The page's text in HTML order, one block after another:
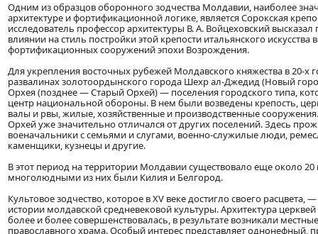
Одним из образцов оборонного зодчества Молдавии, наиболее
архитектуре и фортификационной логике, является Сорокская
исследователь профессор архитектуры В. А. Войцеховский
влиянии на стиль постройки этой крепости итальянского искусства
фортификационных сооружений эпохи Возрождения.
Для укрепления восточных рубежей Молдавского княжества в 20-х
развалинах золотоордынского города Шехр ал-Джедид (Новый
Орхея (позднее — Старый Орхей) — поселения городского типа,
центр национальной обороны. В нем были возведены крепость,
валы и рвы, жилые, хозяйственные и производственные
Орхей уже значительно отличался от других поселений. Здесь
военачальники с семьями и слугами, военно-служилые люди,
каменщики, кузнецы и другие.
В этот период на территории Молдавии существовало еще около
многолюдными из них были Килия и Белгород.
Культовое зодчество, которое в XV веке достигло своего расцвета,
истории молдавской средневековой культуры. Архитектура
более и более совершенствовалась, в результате возникали
православного храма. Особый интерес представляет однонефный,